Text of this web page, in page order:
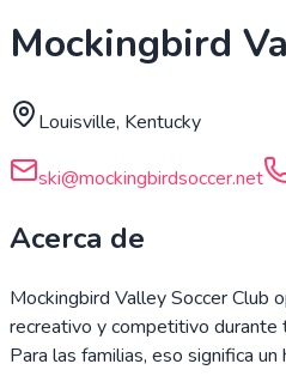
Mockingbird
Louisville, Kentucky
ski@mockingbirdsoccer.net
Acerca de
Mockingbird Valley Soccer Club
recreativo y competitivo durante
Para las familias, eso significa